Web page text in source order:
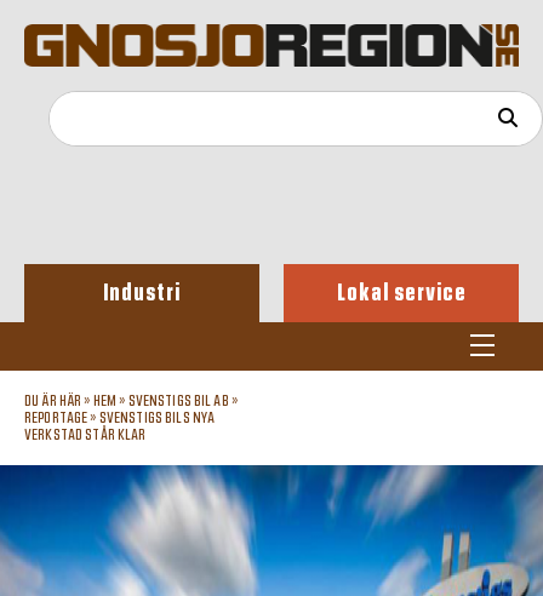
Industri Lokal service
DU ÄR HÄR » HEM » SVENSTIGS BIL AB »
REPORTAGE» SVENSTIGS BILS NYA
VERKSTAD STÅR KLAR